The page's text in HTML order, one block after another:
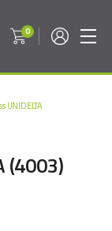
0
UNIDELTA
(4003)